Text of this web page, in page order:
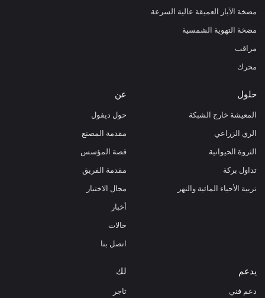
مضخة الآبار العميقة عالية السرعة
مضخة التهوية الشمسية
مراقب
محرك
حلول
المعيشة خارج الشبكة
الري الزراعي
الثروة الحيوانية
تداول بركة
تربية الأحياء المائية والنهر
عن
حول ديفول
مقدمة المصنع
قصة المؤسس
مقدمة الفريق
مجال الاختبار
أخبار
حالات
اتصل بنا
يدعم
دعم فني
لك
تاجر